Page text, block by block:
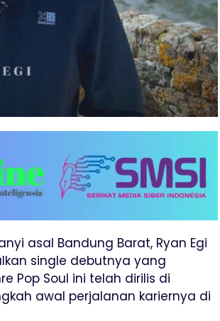
asal Bandung Barat, Ryan Egi
single debutnya yang
Pop Soul ini telah dirilis di
awal perjalanan kariernya di